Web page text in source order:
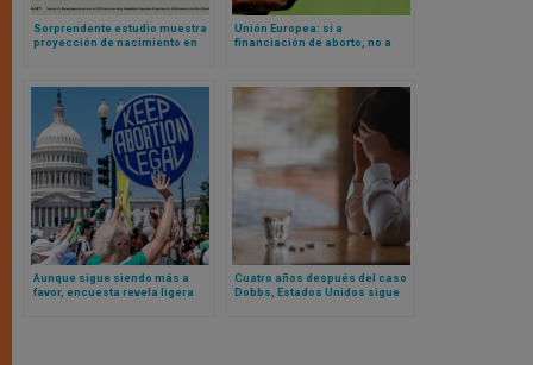
Sorprendente estudio muestra
proyección de nacimiento en
juntos
Unión Europea: sí a
financiación de aborto, no a
Aunque sigue siendo más a
favor, encuesta revela ligera
Cuatro años después del caso
Dobbs, Estados Unidos sigue